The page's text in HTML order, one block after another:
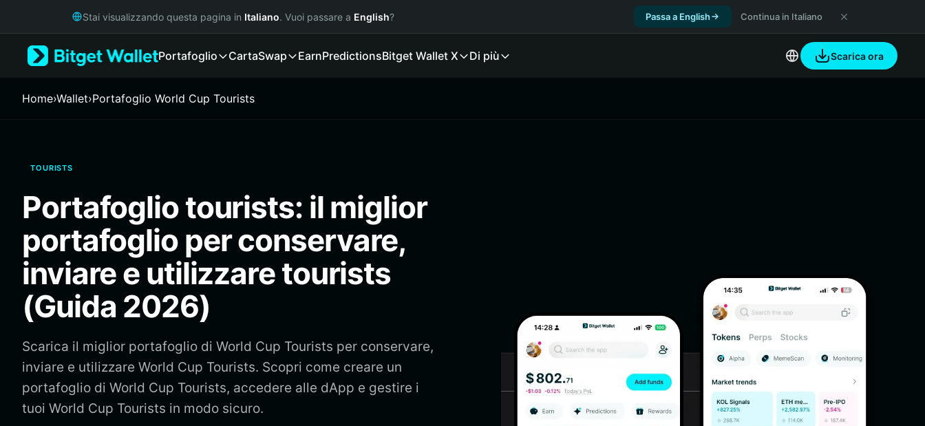
Русский
Italiano
繁體中文
Bahasa Indonesia
ภาษาไทย
Español
Português (Brasil)
Español (Argentina)
Stai visualizzando questa pagina in Italiano. Vuoi passare a English? Passa a English Continua in Italiano
Portafoglio CartaSwap EarnPredictionsBitget Wallet X Di più Scarica ora
Home›Wallet›Portafoglio World Cup Tourists
TOURISTS
Portafoglio tourists: il miglior
portafoglio per conservare,
inviare e utilizzare tourists
(Guida 2026)
Scarica il miglior portafoglio di World Cup Tourists per conservare,
inviare e utilizzare World Cup Tourists. Scopri come creare un
portafoglio di World Cup Tourists, accedere alle dApp e gestire i
tuoi World Cup Tourists in modo sicuro.